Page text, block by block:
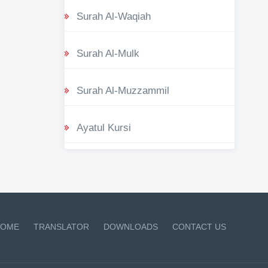
Surah Al-Waqiah
Surah Al-Mulk
Surah Al-Muzzammil
Ayatul Kursi
TRANSLATOR DOWNLOADS CONTACT US